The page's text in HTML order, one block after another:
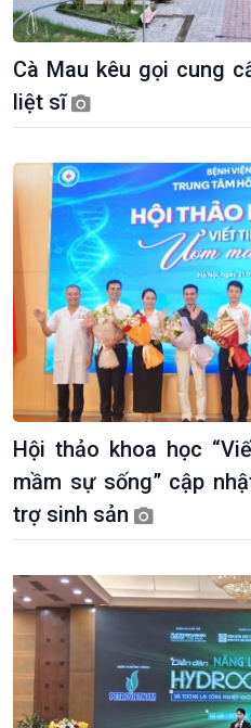
Cà Mau kêu gọi cung
liệt sĩ
Hội thảo khoa học
mầm sự sống” cập
trợ sinh sản